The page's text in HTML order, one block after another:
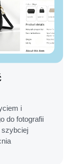
i
do fotografii
szybciej